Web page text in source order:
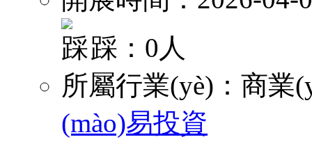
踩：0人
所屬行業(yè)： 商業
(mào)易投資